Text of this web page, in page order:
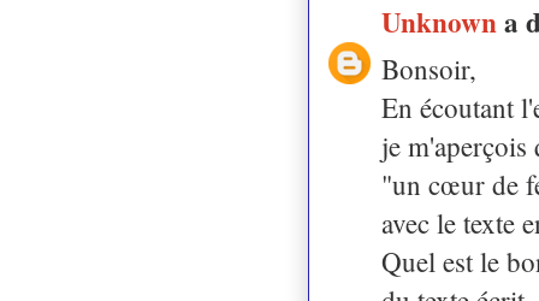
Unknowna
Bonsoir,
En écoutant
je m'aperçois
"un cœur de
avec le texte
Quel est le